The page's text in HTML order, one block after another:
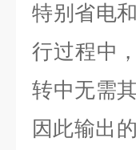
特别省电
行过程中
转中无需
因此输出